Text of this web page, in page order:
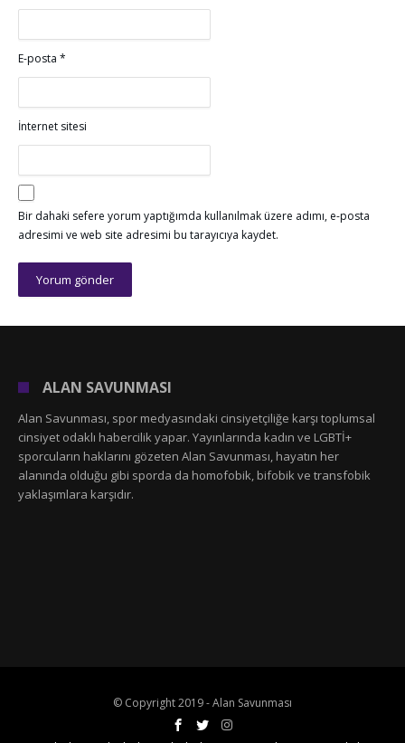
E-posta *
İnternet sitesi
Bir dahaki sefere yorum yaptığımda kullanılmak üzere adımı, e-posta
adresimi ve web site adresimi bu tarayıcıya kaydet.
ALAN SAVUNMASI
Alan Savunması, spor medyasındaki cinsiyetçiliğe karşı toplumsal
cinsiyet odaklı habercilik yapar. Yayınlarında kadın ve LGBTİ+
sporcuların haklarını gözeten Alan Savunması, hayatın her
alanında olduğu gibi sporda da homofobik, bifobik ve transfobik
yaklaşımlara karşıdır.
© Copyright 2019 - Alan Savunması